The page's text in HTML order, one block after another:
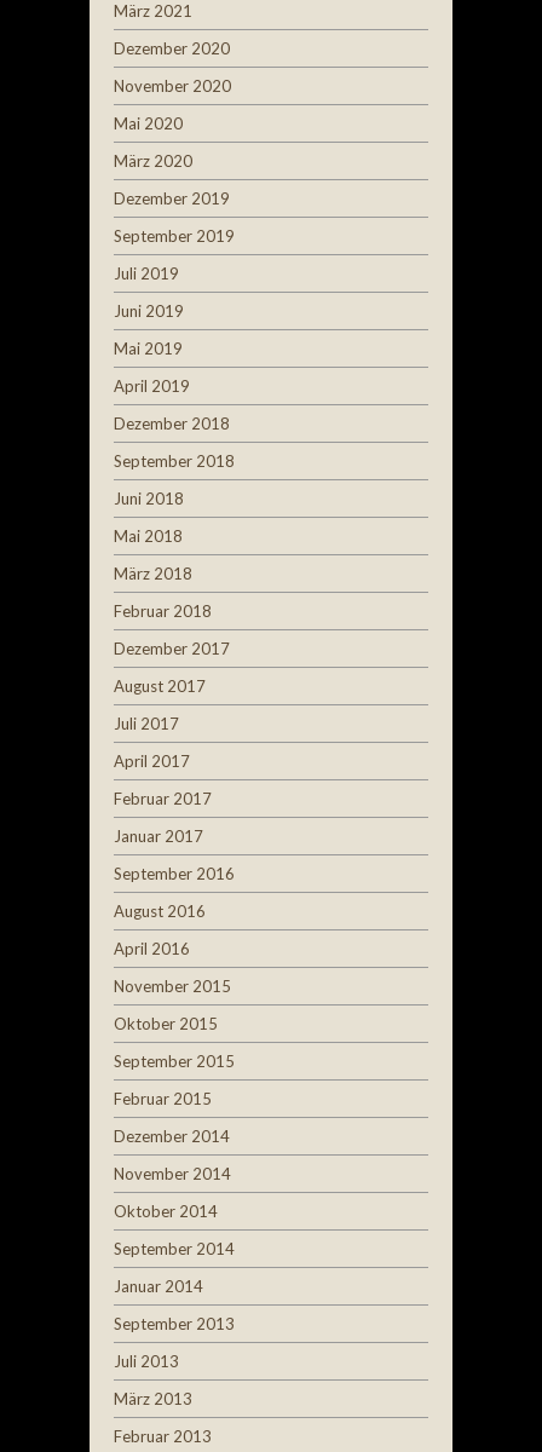
März 2021
Dezember 2020
November 2020
Mai 2020
März 2020
Dezember 2019
September 2019
Juli 2019
Juni 2019
Mai 2019
April 2019
Dezember 2018
September 2018
Juni 2018
Mai 2018
März 2018
Februar 2018
Dezember 2017
August 2017
Juli 2017
April 2017
Februar 2017
Januar 2017
September 2016
August 2016
April 2016
November 2015
Oktober 2015
September 2015
Februar 2015
Dezember 2014
November 2014
Oktober 2014
September 2014
Januar 2014
September 2013
Juli 2013
März 2013
Februar 2013